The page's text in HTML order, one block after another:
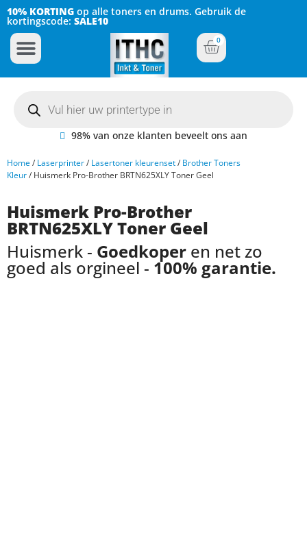
10% KORTING op alle toners en drums. Gebruik de
kortingscode: SALE10
0
98% van onze klanten beveelt ons aan
Home/ Laserprinter/ Lasertoner kleurenset/ Brother Toners
Kleur/ Huismerk Pro-Brother BRTN625XLY Toner Geel
Huismerk Pro-Brother
BRTN625XLY Toner Geel
Huismerk - Goedkoper en net zo
goed als orgineel - 100% garantie.